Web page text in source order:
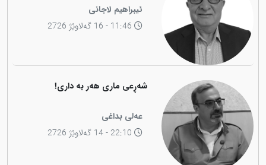
ئیبراهیم لاجانی
شەڕعی ماری هەر بە داری!
عەلی بداغی